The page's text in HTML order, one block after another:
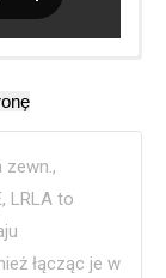
zewn.,
LRLA to
łącząc je w